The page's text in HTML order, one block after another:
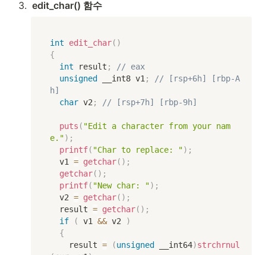
3. edit_char() 함수
int edit_char( )
{
int result ;
// eax
unsigned
__int8 v1 ;
// [rsp+6h] [rbp-A
h]
char v2 ; // [rsp+7h] [rbp-9h]
puts ( "Edit a character from your nam
e.") ;
printf( "Char to replace: ") ;
  v1
= getchar( ) ;
getchar( ) ;
printf( "New char: ") ;
  v2
= getchar( ) ;
  result
= getchar( ) ;
if
( v1 && v2
)
{
    result
= (unsigned __int64)strchrnul